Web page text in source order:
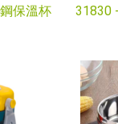
保溫杯 31830 -